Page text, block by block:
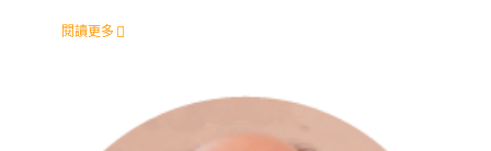
閱讀更多